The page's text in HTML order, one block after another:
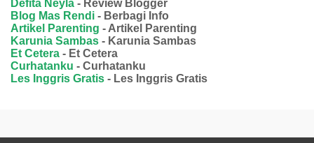
Defita Neyla - Review Blogger
Blog Mas Rendi - Berbagi Info
Artikel Parenting - Artikel Parenting
Karunia Sambas - Karunia Sambas
Et Cetera - Et Cetera
Curhatanku - Curhatanku
Les Inggris Gratis - Les Inggris Gratis